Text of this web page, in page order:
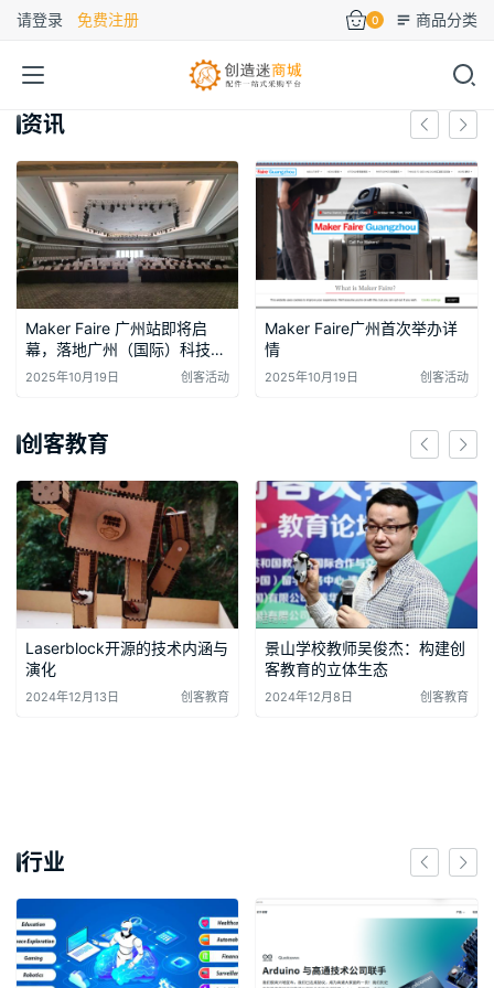
请登录 免费注册 0 商品分类
资讯
Maker Faire 广州站即将启
幕，落地广州（国际）科技成
果转化天河基地，打造珠三角
2025年10月19日 创客活动
Maker Faire广州首次举办详
情
2025年10月19日 创客活动
创客教育
Laserblock开源的技术内涵与
演化
2024年12月13日 创客教育
景山学校教师吴俊杰：构建创
客教育的立体生态
2024年12月8日 创客教育
行业